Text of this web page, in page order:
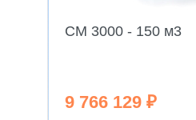
CM 3000 - 150 м3
9 766 129 ₽